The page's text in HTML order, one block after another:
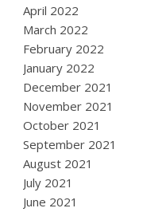
April 2022
March 2022
February 2022
January 2022
December 2021
November 2021
October 2021
September 2021
August 2021
July 2021
June 2021